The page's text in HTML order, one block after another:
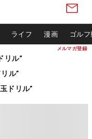
メルマガ登録
ライフ 漫画 ゴル
リル”
ル”
ドリル”